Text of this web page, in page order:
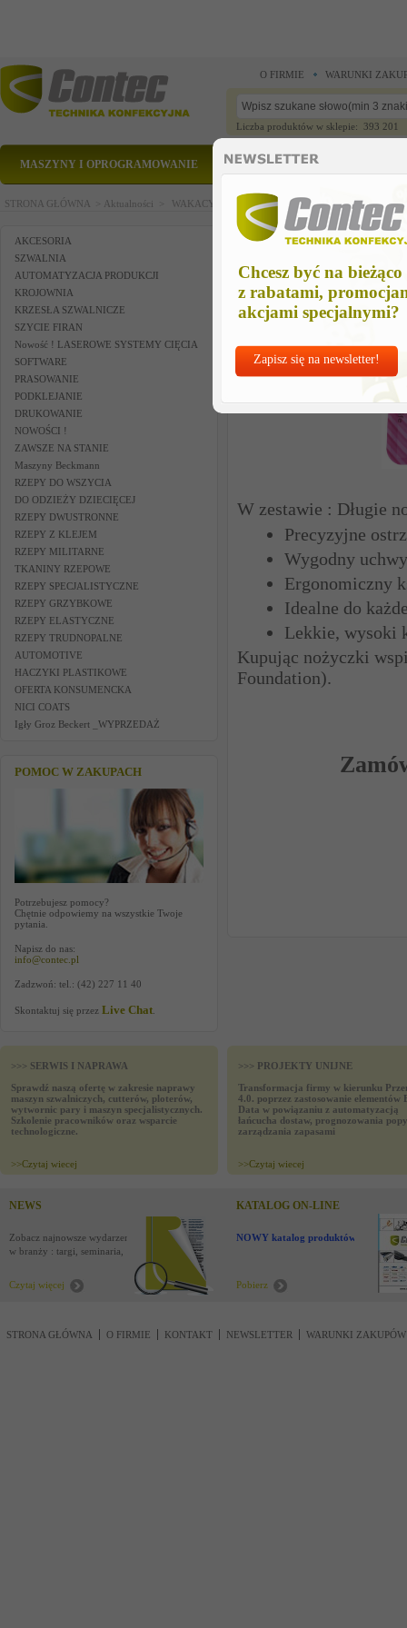
Chcesz być na bieżąco
z rabatami,
akcjami specjalnymi?
Zapisz się na newsletter!
O FIRMIE WARUNKI
Liczba produktów w sklepie: 393 201
MASZYNY I OPROGRAMOWANIE CZĘŚCI ZAMIENNE
STRONA GŁÓWNA > Aktualności > WAKACYJNA WYPRZEDAŻ - zestaw nożyczek
AKCESORIA
SZWALNIA
AUTOMATYZACJA PRODUKCJI
KROJOWNIA
KRZESŁA SZWALNICZE
SZYCIE FIRAN
Nowość ! LASEROWE SYSTEMY CIĘCIA
SOFTWARE
PRASOWANIE
PODKLEJANIE
DRUKOWANIE
NOWOŚCI !
ZAWSZE NA STANIE
Maszyny Beckmann
RZEPY DO WSZYCIA
DO ODZIEŻY DZIECIĘCEJ
RZEPY DWUSTRONNE
RZEPY Z KLEJEM
RZEPY MILITARNE
TKANINY RZEPOWE
RZEPY SPECJALISTYCZNE
RZEPY GRZYBKOWE
RZEPY ELASTYCZNE
RZEPY TRUDNOPALNE
AUTOMOTIVE
HACZYKI PLASTIKOWE
OFERTA KONSUMENCKA
NICI COATS
Igły Groz Beckert _WYPRZEDAŻ
POMOC W ZAKUPACH
Potrzebujesz pomocy?
Chętnie odpowiemy na wszystkie Twoje
pytania.
Napisz do nas:
info@contec.pl
Zadzwoń: tel.: (42) 227 11 40
Skontaktuj się przez Live Chat
WAKACYJNA WYPRZEDAŻ -
W zestawie : Długie
Precyzyjne
Wygodny
Ergonomiczny
Idealne do
Lekkie, wysoki
Kupując nożyczki
Foundation).
>>> SERWIS I NAPRAWA
Sprawdź naszą ofertę w zakresie naprawy
maszyn szwalniczych, cutterów, ploterów,
wytwornic pary i maszyn specjalistycznych.
Szkolenie pracowników oraz wsparcie
technologiczne.
>>Czytaj wiecej
>>> PROJEKTY UNIJNE
Transformacja firmy w kierunku
4.0. poprzez zastosowanie elementów
Data w powiązaniu z automatyzacją
łańcucha dostaw, prognozowania
zarządzania zapasami
>>Czytaj wiecej
NEWS
Zobacz najnowsze wydarzenia
w branży : targi, seminaria,
Czytaj więcej
KATALOG ON-LINE
NOWY katalog produktów !
Pobierz
STRONA GŁÓWNA O FIRMIE KONTAKT NEWSLETTER WARUNKI ZAKUPÓW